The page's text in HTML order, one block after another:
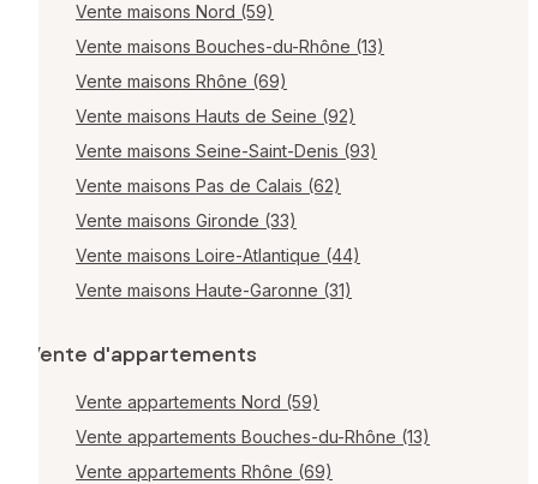
Vente maisons Nord (59)
Vente maisons Bouches-du-Rhône (13)
Vente maisons Rhône (69)
Vente maisons Hauts de Seine (92)
Vente maisons Seine-Saint-Denis (93)
Vente maisons Pas de Calais (62)
Vente maisons Gironde (33)
Vente maisons Loire-Atlantique (44)
Vente maisons Haute-Garonne (31)
Vente d'appartements
Vente appartements Nord (59)
Vente appartements Bouches-du-Rhône (13)
Vente appartements Rhône (69)